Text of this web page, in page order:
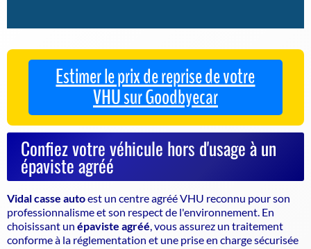
Estimer le prix de reprise de votre
VHU sur Goodbyecar
Confiez votre véhicule hors d'usage à un
épaviste agréé
Vidal casse autoest un centre agréé VHU reconnu pour son
professionnalisme et son respect de l'environnement. En
choisissant un épaviste agréé , vous assurez un traitement
conforme à la réglementation et une prise en charge sécurisée